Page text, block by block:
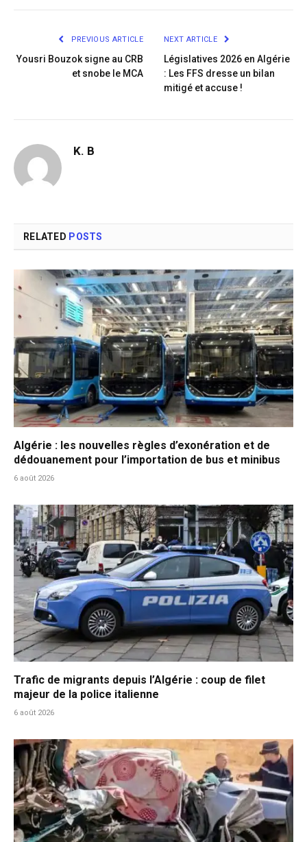
PREVIOUS ARTICLE
Yousri Bouzok signe au CRB
et snobe le MCA
NEXT ARTICLE
Législatives 2026 en Algérie
: Les FFS dresse un bilan
mitigé et accuse !
K. B
RELATED POSTS
Algérie : les nouvelles règles d’exonération et de
dédouanement pour l’importation de bus et minibus
6 août 2026
Trafic de migrants depuis l’Algérie : coup de filet
majeur de la police italienne
6 août 2026